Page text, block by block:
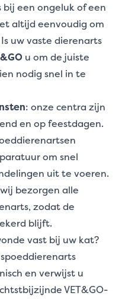
een ongeluk of een
altijd eenvoudig om
uw vaste dierenarts
u om de juiste
nodig snel in te
: onze centra zijn
en op feestdagen.
om snel
uit te voeren.
bezorgen alle
zodat de
blijft.
vast bij uw kat?
en verwijst u
VET&GO-